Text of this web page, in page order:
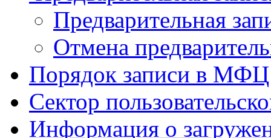
Предварительная
Отмена
Порядок записи в МФЦ
Сектор
Информация о